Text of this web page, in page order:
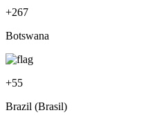
+267
Botswana
+55
Brazil (Brasil)